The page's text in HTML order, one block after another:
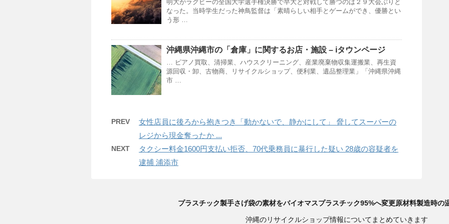
明大がラグビーの全国大学選手権決勝で早大と対戦して勝つのは２９大会ぶりと
なった。当時学生だった神鳥監督は「素晴らしい相手とゲームができ、優勝とい
う形 …
沖縄県沖縄市の「倉庫」に関するお店・施設 – iタウンページ
… ピアノ買取、清掃業、ハウスクリーニング、産業廃棄物収集運搬業、再生資
源回収・卸、古物商、リサイクルショップ、便利業、遺品整理業」「沖縄県沖縄
市 …
PREV
女性店員に後ろから抱きつき「動かないで、静かにして」 脅してスーパーの
レジから現金奪ったか ...
NEXT
タクシー料金1600円支払い拒否、70代乗務員に暴行した疑い 28歳の容疑者を
逮捕 浦添市
プラスチック製手さげ袋の素材をバイオマスプラスチック95%へ変更原材料製造時
沖縄のリサイクルショップ情報についてまとめていきます